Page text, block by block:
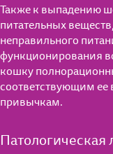
Также к выпадению
питательных
неправильного
функционирования
кошку
соответствующим
привычкам.
Патологическая